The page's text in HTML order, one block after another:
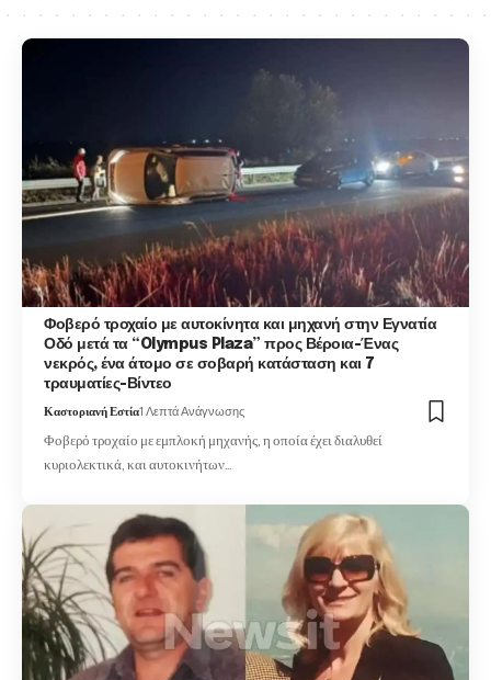
Φοβερό τροχαίο με αυτοκίνητα και μηχανή στην Εγνατία
Οδό μετά τα “Olympus Plaza” προς Βέροια-Ένας
νεκρός, ένα άτομο σε σοβαρή κατάσταση και 7
τραυματίες-Βίντεο
Καστοριανή Εστία1 Λεπτά Ανάγνωσης
Φοβερό τροχαίο με εμπλοκή μηχανής, η οποία έχει διαλυθεί
κυριολεκτικά, και αυτοκινήτων…